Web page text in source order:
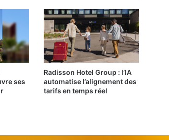
ses
Radisson Hotel Group : l’IA
automatise l’alignement des
tarifs en temps réel